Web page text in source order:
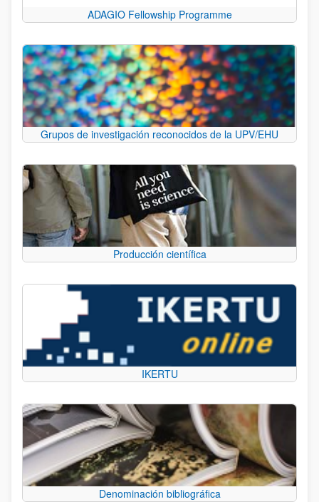
ADAGIO Fellowship Programme
Grupos de investigación reconocidos de la UPV/EHU
Producción científica
IKERTU
Denominación bibliográfica